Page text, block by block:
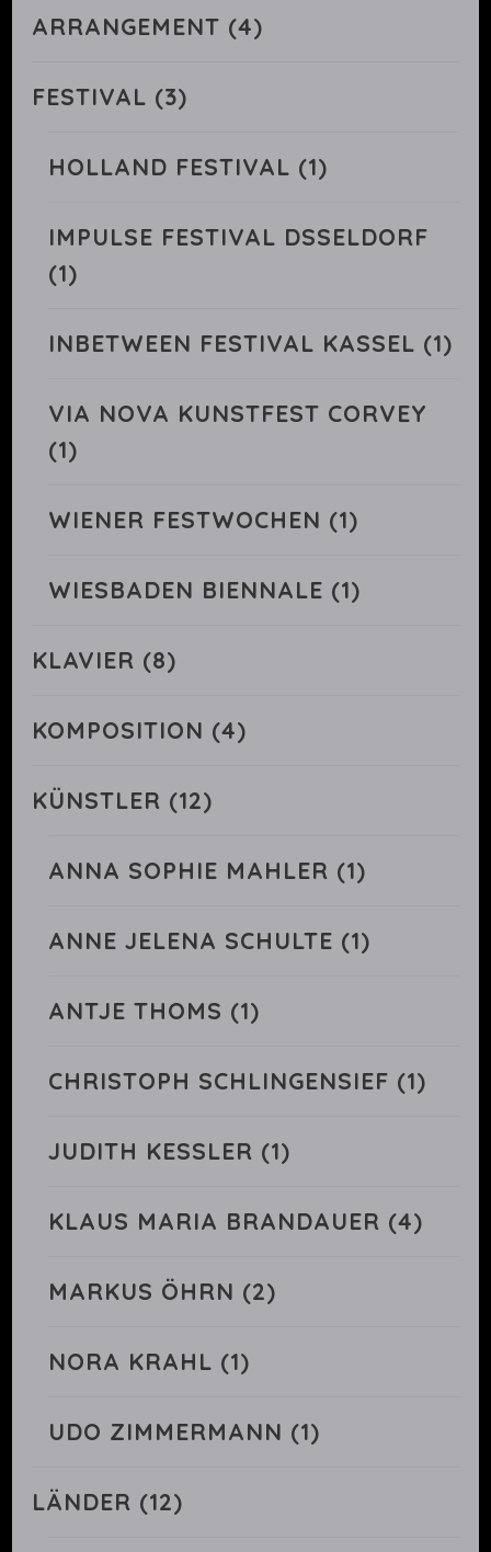
ARRANGEMENT (4)
FESTIVAL (3)
HOLLAND FESTIVAL (1)
IMPULSE FESTIVAL DSSELDORF
(1)
INBETWEEN FESTIVAL KASSEL (1)
VIA NOVA KUNSTFEST CORVEY
(1)
WIENER FESTWOCHEN (1)
WIESBADEN BIENNALE (1)
KLAVIER (8)
KOMPOSITION (4)
KÜNSTLER (12)
ANNA SOPHIE MAHLER (1)
ANNE JELENA SCHULTE (1)
ANTJE THOMS (1)
CHRISTOPH SCHLINGENSIEF (1)
JUDITH KESSLER (1)
KLAUS MARIA BRANDAUER (4)
MARKUS ÖHRN (2)
NORA KRAHL (1)
UDO ZIMMERMANN (1)
LÄNDER (12)